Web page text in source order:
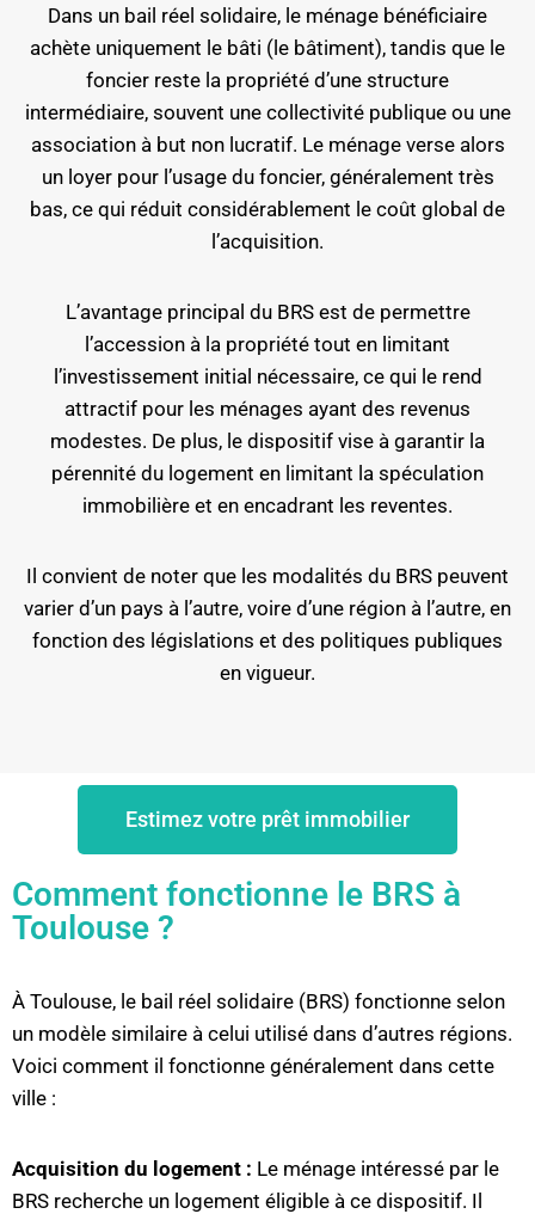
Dans un bail réel solidaire, le ménage bénéficiaire
achète uniquement le bâti (le bâtiment), tandis que le
foncier reste la propriété d’une structure
intermédiaire, souvent une collectivité publique ou une
association à but non lucratif. Le ménage verse alors
un loyer pour l’usage du foncier, généralement très
bas, ce qui réduit considérablement le coût global de
l’acquisition.
L’avantage principal du BRS est de permettre
l’accession à la propriété tout en limitant
l’investissement initial nécessaire, ce qui le rend
attractif pour les ménages ayant des revenus
modestes. De plus, le dispositif vise à garantir la
pérennité du logement en limitant la spéculation
immobilière et en encadrant les reventes.
Il convient de noter que les modalités du BRS peuvent
varier d’un pays à l’autre, voire d’une région à l’autre, en
fonction des législations et des politiques publiques
en vigueur.
Estimez votre prêt immobilier
Comment fonctionne le BRS à
Toulouse ?
À Toulouse, le bail réel solidaire (BRS) fonctionne selon
un modèle similaire à celui utilisé dans d’autres régions.
Voici comment il fonctionne généralement dans cette
ville :
Acquisition du logement : Le ménage intéressé par le
BRS recherche un logement éligible à ce dispositif. Il